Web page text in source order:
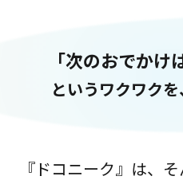
「次のおでかけ
というワクワクを
『ドコニーク』は、